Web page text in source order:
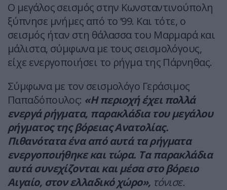
Ο μεγάλος σεισμός στην Κωνσταντινούπολη
ξύπνησε μνήμες από το ’99. Και τότε, ο
σεισμός ήταν στη θάλασσα του Μαρμαρά και
μάλιστα, σύμφωνα με τους σεισμολόγους,
είχε ενεργοποιήσει το ρήγμα της Πάρνηθας.
Σύμφωνα με τον σεισμολόγο Γεράσιμος
Παπαδόπουλος: «Η περιοχή έχει πολλά
ενεργά ρήγματα, παρακλάδια του μεγάλου
ρήγματος της βόρειας Ανατολίας.
Πιθανότατα ένα από αυτά τα ρήγματα
ενεργοποιήθηκε και τώρα. Τα παρακλάδια
αυτά συνεχίζονται και μέσα στο βόρειο
Αιγαίο, στον ελλαδικό χώρο», τόνισε.